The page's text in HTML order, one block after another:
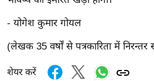
फै
श
घ
- योगेश कुमार गोयल
(लेखक 35 वर्षों से पत्रकारिता में निरन्तर
शेयर करें